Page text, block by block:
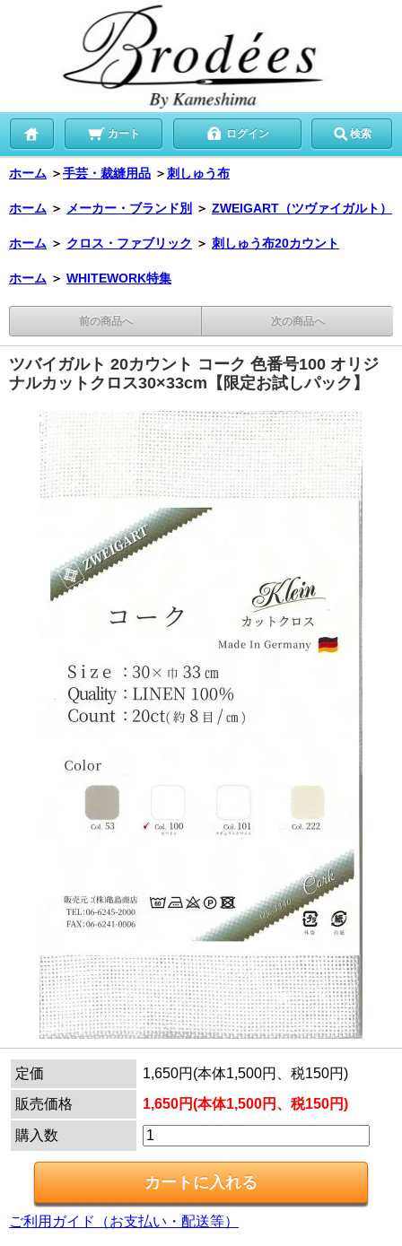
カート ログイン 検索
ホーム ＞手芸・裁縫用品 ＞刺しゅう布
ホーム ＞ メーカー・ブランド別 ＞ ZWEIGART（ツヴァイガルト）
ホーム ＞ クロス・ファブリック ＞ 刺しゅう布20カウント
ホーム ＞ WHITEWORK特集
前の商品へ 次の商品へ
ツバイガルト 20カウント コーク 色番号100 オリジ
ナルカットクロス30×33cm【限定お試しパック】
定価
1,650円(本体1,500円、税150円)
販売価格
1,650円(本体1,500円、税150円)
購入数
ご利用ガイド（お支払い・配送等）